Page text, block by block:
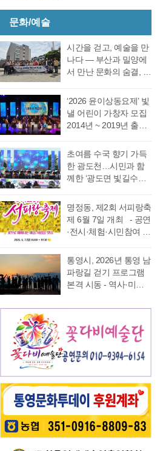
남 선관위에서 하기로
27일 오후 2시 경남도
선관위 청사 6층 회의실
에서 전량 수작…
원 7표로 통영시의회
회의규칙에 따른 재적
의원 과반수 득표자가
나오지 않았고 2차 투표
에서도 1차투료와 같이
정…
소회를 밝혔다. 전병일
위원은 “지난 지방선거
에서 대한민국 보수의
텃밭이라고 평가받던
시의회 개원 이후 처음
으로 진보진영인 민주
당이 과반 의석을 차지
었다. 이에 먼저 평생 보
수를 자처하던 저의 부
족함을 질책하…
대상, 음주운항 근절 총
여름철 해양관광객 증
가와 금어기 해제에 따
른 출어선 증가로 음주
운항 사고 발생이 우려
부터 8월 28일(금)까지
71일간 음주운항 특별
단속을 실시한다고 밝
혔다. 최근 3년간
음주운항 단속 현황을
분석한 결과, 본격적인
조업이 시작되는 봄철
운항이 지속적으로 발
생했으며, 특히 여름철
적발 …
문화/예술
시간을 걷고, 예술을 만
나다 ― 부산과 밀양에
서 만난 문화의 숨결, 그
은 길을 따라 움직이지
만, 마음은 시간을 따라
걷는다. 어떤 여행은 낯
선 풍경을 만나기 위해
래도록 마음속에 품어
온 질문의 답을 찾기 위
해 길을 나선다. 이번 여
다. 역사와 예술을 만나
고, 그 속에서 통영의 내
일을 그려 보기 위한 작
다. 2026년 7월 17일,
아침 여덟 시. 무전동
열방교회 앞에는 두 대
의 버스가 숨고르기를
‘2026 윤이상동요제’ 빛
낼 어린이 가창자 모집
2014년 ~ 2019년 출생
가능 통영국제음악재
단(이사장 강석주)이 오
는 9월 19일 개최하는
를 모집한다. ‘윤이상
동요제’는 통영국제음
악재단이 세계적인 작
악적 유산을 계승하고
자 시작한 사업으로, 어
린이들에게 음악 교육
동요를 보급하기 위해
있다. 윤이상 선생은 현
대음악의 거장으로 널
리 알려져 있지만, 해방
초여름 수국 향기 가득
한 광도천…시민과 함
께한 ‘광도면 빛길수국
정취가 절정에 이른 6월
20일 통영시 광도면(면
장 노승욱) 광도천 일원
에서는 형형색색의 수
많은 시민과 관광객이
찾은 「광도면 빛길수
국축제」가 성황리에
라 만개한 수국길은 동
심의 세계를 느끼게 하
고 연인은 물론 가족들
과 나들이 나온 이들의
미소함께 발길을 사로
빛, 하늘빛 수국이 어우
러진 산책로는 곳곳이
사진 명소로 변하며 꽃
길을 걷는 이들의 웃음
소리가…
명정동, 제2회 서피랑축
제 6월 7일 개최 - 공연
·전시·체험·시민참여 프
사 마련 명정동주민자
치위원회(위원장 이진
숙)가 주최·주관하는
까지 서피랑공원 일대
에서 개최된다. 이번 축
제는 통영시, 명정동, 명
정동자생단체가 후원하
고 지역 주민과 관광객
이 함께 어울려 서피랑
의 매력을 즐길 수 있는
주민 참여형 축제로 구
성한다는 계획이다. 행
사에서는 길놀이를 시
통영시, 2026년 통영 남
파랑길 걷기 프로그램
본격 시동 - 역사·미식·
영 고유의 차별화된 테
영시는 한려수도의 수
려한 비경과 풍부한 역
사·문화자원을 결합한
해 2026년 통영 남파랑
길 걷기 프로그램을 본
격 운영한다고 밝혔다.
이번 사업은 남파랑길
통영 구간(14~15코스,